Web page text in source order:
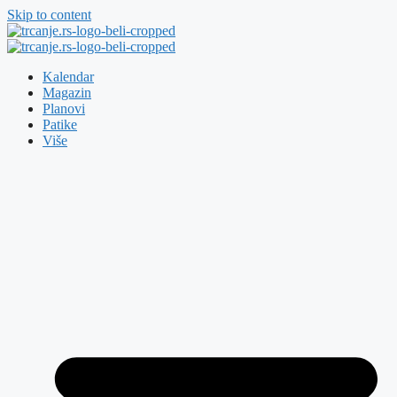
Skip to content
Kalendar
Magazin
Planovi
Patike
Više